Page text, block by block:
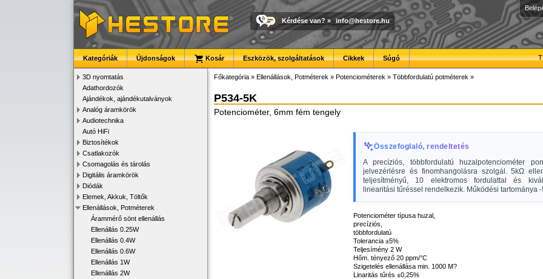
Kérdése van? » info@hestore.hu
Kategóriák Újdonságok Kosár Eszközök, szolgáltatások Cikkek Súgó
3D nyomtatás
Adathordozók
Ajándékok, ajándékutalványok
Analóg áramkörök
Audiotechnika
Autó HiFi
Biztosítékok
Csatlakozók
Csomagolás és tárolás
Digitális áramkörök
Diódák
Elemek, Akkuk, Töltők
Ellenállások, Potméterek
Árammérő sönt ellenállás
Ellenállás 0.25W
Ellenállás 0.4W
Ellenállás 0.6W
Ellenállás 1W
Ellenállás 2W
Főkategória » Ellenállások, Potméterek » Potenciométerek » Többfordulatú potméterek »
P534-5K
Potenciométer, 6mm fém tengely
Összefoglaló, rendeltetés
A precíziós, többfordulatú huzalpotenciométer
jelvezérlésre és finomhangolásra szolgál. 5kΩ
teljesítményű, 10 elektromos fordulattal és
linearitási tűréssel rendelkezik. Működési tartománya -
Potenciométer típusa huzal,
precíziós,
többfordulatú
Tolerancia ±5%
Teljesímény 2 W
Hőm. tényező 20 ppm/°C
Szigetelés ellenállása min. 1000 M?
Linaritás tűrés ±0,25%